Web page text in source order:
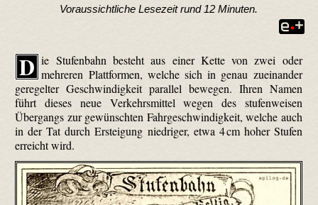
Voraussichtliche Lesezeit rund 12 Minuten.
D ie Stufenbahn besteht aus einer Kette von zwei oder
mehreren Plattformen, welche sich in genau zueinander
geregelter Geschwindigkeit parallel bewegen. Ihren Namen
führt dieses neue Verkehrsmittel wegen des stufenweisen
Übergangs zur gewünschten Fahrgeschwindigkeit, welche auch
in der Tat durch Ersteigung niedriger, etwa 4 cm hoher Stufen
erreicht wird.